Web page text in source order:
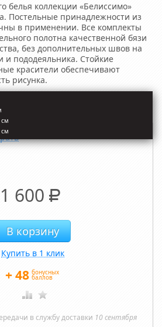
белья коллекции «Белиссимо»
Постельные принадлежности из
в применении. Все комплекты
полотна качественной бязи
без дополнительных швов на
и пододеяльника. Стойкие
красители обеспечивают
рисунка.
белья выпускается с
1 600Р
Купить в 1 клик
+48 бонусных
баллов
в службу доставки 10 сентября